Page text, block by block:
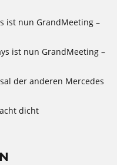
ist nun GrandMeeting –
ist nun GrandMeeting –
der anderen Mercedes
dicht